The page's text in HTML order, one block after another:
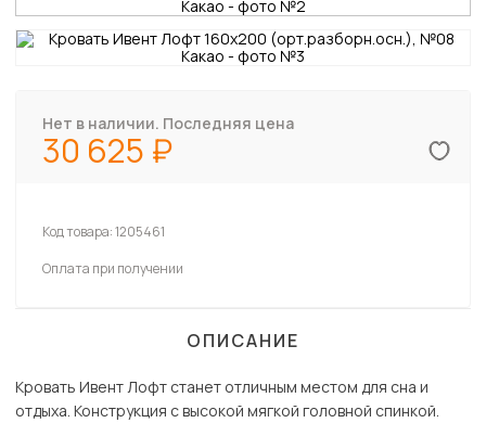
Нет в наличии. Последняя цена
30 625
Код товара:1205461
Оплата при получении
ОПИСАНИЕ
Кровать Ивент Лофт станет отличным местом для сна и
отдыха. Конструкция с высокой мягкой головной спинкой.